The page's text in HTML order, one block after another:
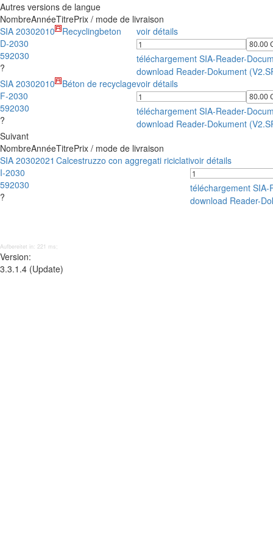
Autres versions de langue
NombreAnnéeTitrePrix / mode de livraison
SIA 2030
D-2030
592030
?
2010 Recyclingbeton voir détails
téléchargement SIA-Reader-
download Reader-Dokument
SIA 2030
F-2030
592030
?
2010 Béton de recyclagevoir détails
téléchargement SIA-Reader-
download Reader-Dokument
Suivant
NombreAnnéeTitrePrix / mode de livraison
SIA 2030
I-2030
592030
?
2021 Calcestruzzo con aggregati riciclativoir détails
téléchargement SIA-
download Reader-
Aufbereitet in: 221 ms;
Version:
3.3.1.4 (Update)